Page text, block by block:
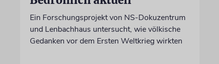
Ein Forschungsprojekt von NS-Dokuzentrum
und Lenbachhaus untersucht, wie völkische
Gedanken vor dem Ersten Weltkrieg wirkten